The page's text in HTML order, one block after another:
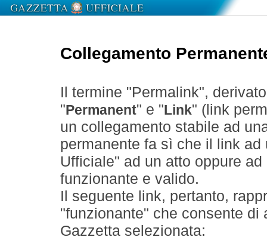
Collegamento
Il termine "Permalink",
" Permanent" e " Link" (link
un collegamento stabile ad
permanente fa sì che il link
Ufficiale" ad un atto oppure
funzionante e valido.
Il seguente link, pertanto,
"funzionante" che consente
Gazzetta selezionata: